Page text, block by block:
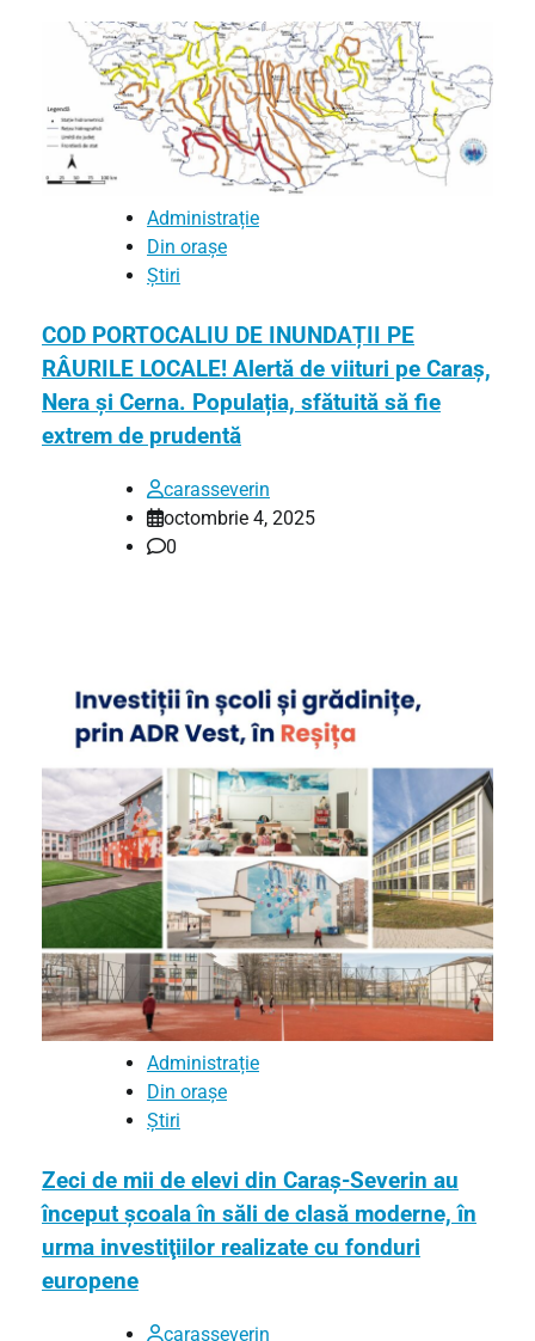
Administrație
Din orașe
Știri
COD PORTOCALIU DE INUNDAȚII PE
RÂURILE LOCALE! Alertă de viituri pe Caraș,
Nera și Cerna. Populația, sfătuită să fie
extrem de prudentă
carasseverin
octombrie 4, 2025
0
Administrație
Din orașe
Știri
Zeci de mii de elevi din Caraș-Severin au
început şcoala în săli de clasă moderne, în
urma investiţiilor realizate cu fonduri
europene
carasseverin